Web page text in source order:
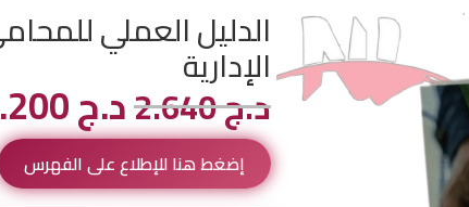
الدليل العملي
الإدارية
د.ج2.640 د.ج
إضغط هنا للإطلاع على الفهرس